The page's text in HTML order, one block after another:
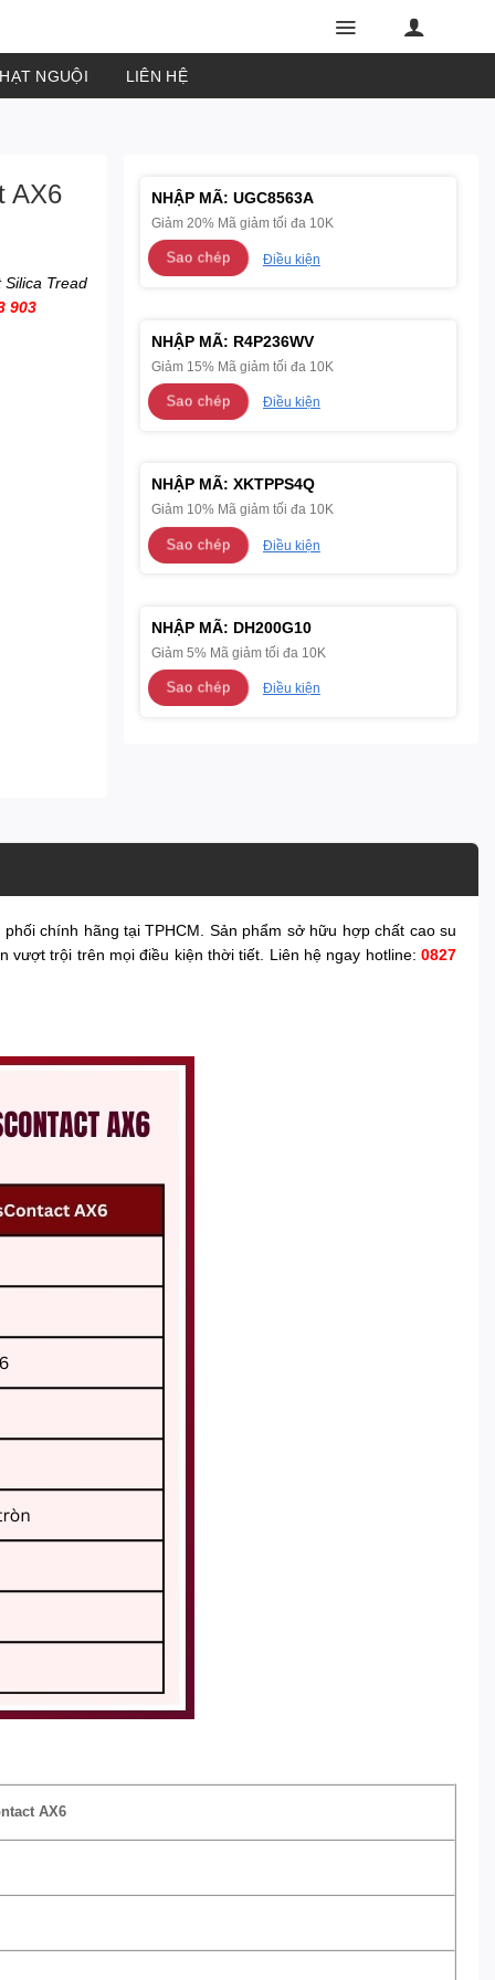
NGUỘI LIÊN HỆ
AX6
Tread
903
NHẬP MÃ: UGC8563A
Giảm 20% Mã giảm tối đa 10K
Sao chép Điều kiện
NHẬP MÃ: R4P236WV
Giảm 15% Mã giảm tối đa 10K
Sao chép Điều kiện
NHẬP MÃ: XKTPPS4Q
Giảm 10% Mã giảm tối đa 10K
Sao chép Điều kiện
NHẬP MÃ: DH200G10
Giảm 5% Mã giảm tối đa 10K
Sao chép Điều kiện
chính hãng tại TPHCM. Sản phẩm sở hữu hợp chất cao su
vượt trội trên mọi điều kiện thời tiết. Liên hệ ngay hotline: 0827
AX6